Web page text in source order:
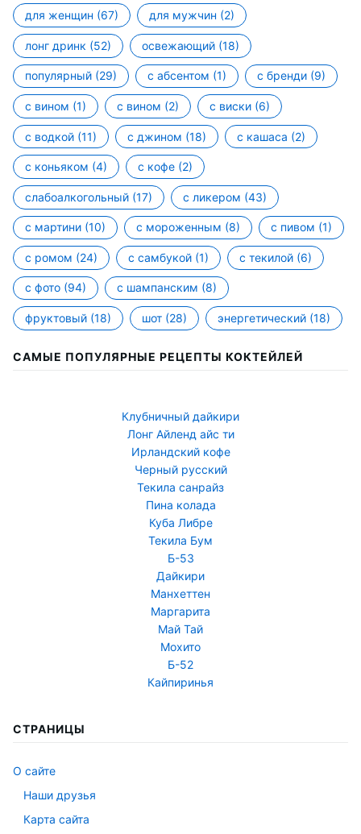
для женщин (67) для мужчин (2)
лонг дринк (52) освежающий (18)
популярный (29) с абсентом (1) с бренди (9)
с вином (1) с вином (2) с виски (6)
с водкой (11) с джином (18) с кашаса (2)
с коньяком (4) с кофе (2)
слабоалкогольный (17) с ликером (43)
с мартини (10) с мороженным (8) с пивом (1)
с ромом (24) с самбукой (1) с текилой (6)
с фото (94) с шампанским (8)
фруктовый (18) шот (28) энергетический (18)
САМЫЕ ПОПУЛЯРНЫЕ РЕЦЕПТЫ КОКТЕЙЛЕЙ
Клубничный дайкири
Лонг Айленд айс ти
Ирландский кофе
Черный русский
Текила санрайз
Пина колада
Куба Либре
Текила Бум
Б-53
Дайкири
Манхеттен
Маргарита
Май Тай
Мохито
Б-52
Кайпиринья
СТРАНИЦЫ
О сайте
Наши друзья
Карта сайта